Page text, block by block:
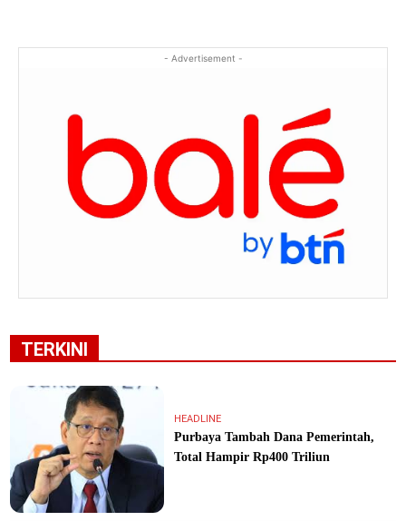
- Advertisement -
TERKINI
HEADLINE
Purbaya Tambah Dana Pemerintah,
Total Hampir Rp400 Triliun